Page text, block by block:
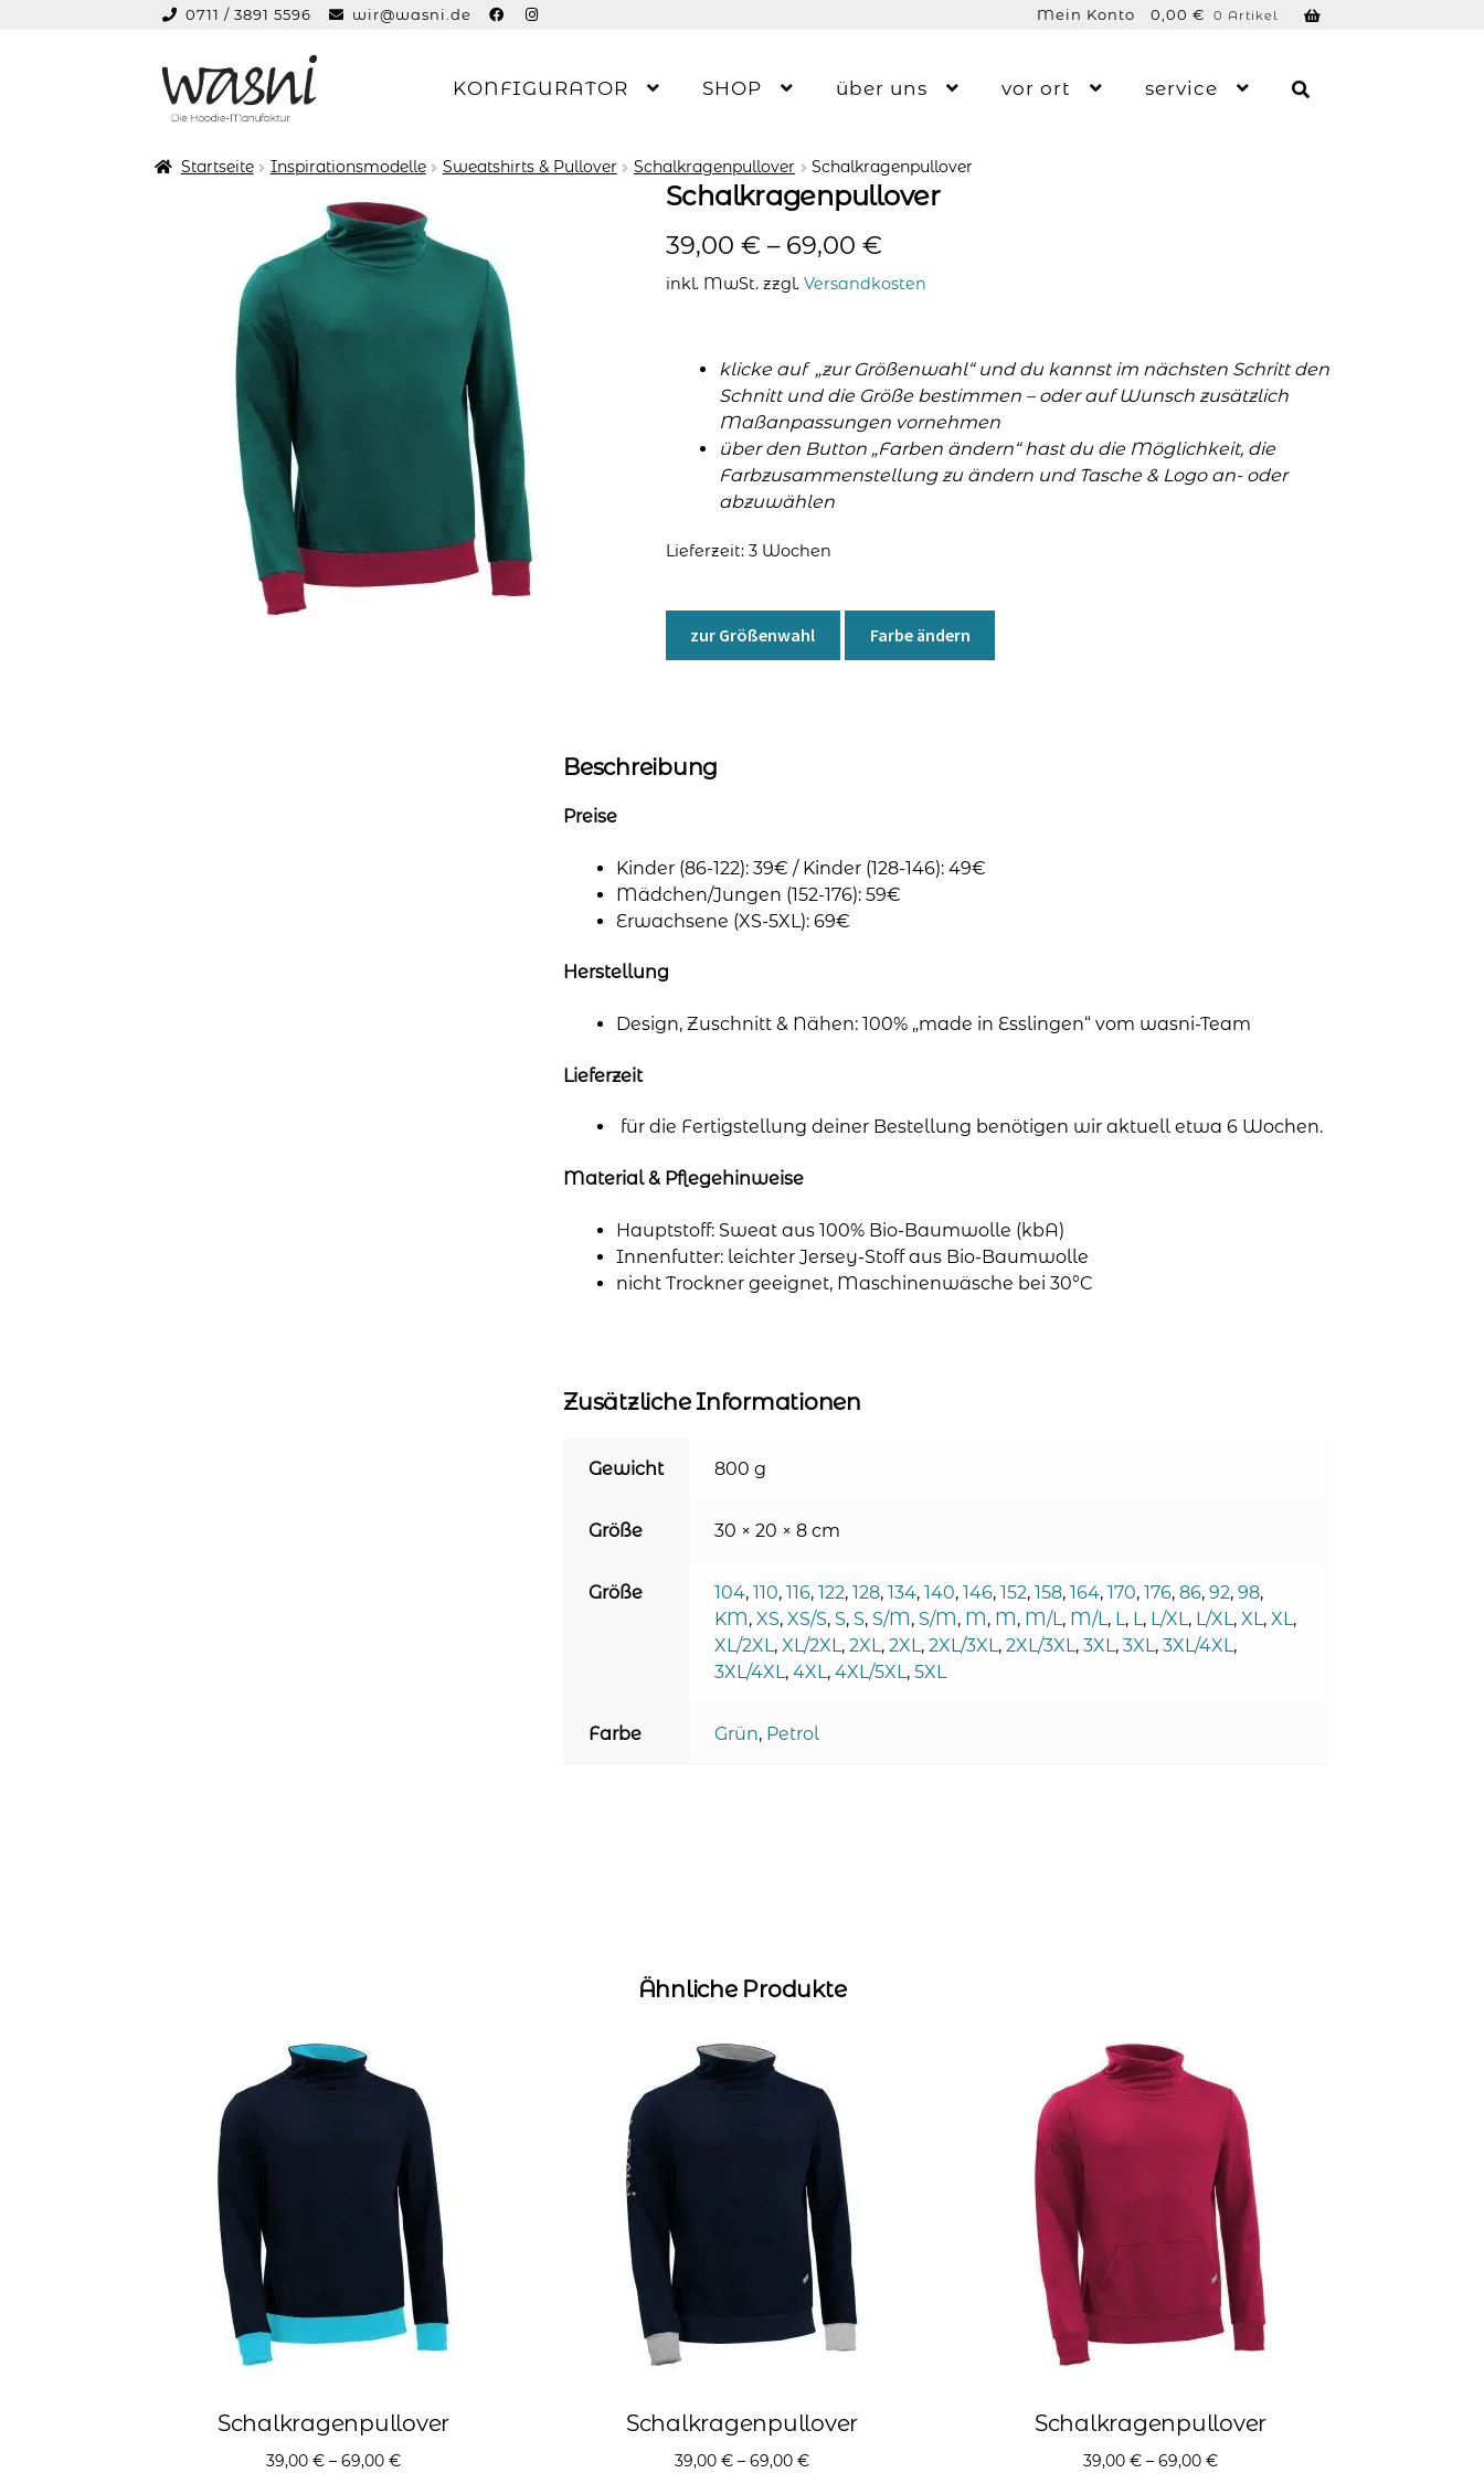
0,00 € 0 Artikel
0711 / 3891 5596 wir@wasni.de Mein Konto
Zur
springen
Zum
springen
KONFIGURATOR SHOP über uns vor ort service
Startseite Inspirationsmodelle Sweatshirts & Pullover Schalkragenpullover Schalkragenpullover
Schalkragenpullover
39,00 € – 69,00 €
inkl. MwSt. zzgl. Versandkosten
klicke auf „zur Größenwahl“ und du kannst im nächsten Schritt den
Schnitt und die Größe bestimmen – oder auf Wunsch zusätzlich
Maßanpassungen vornehmen
über den Button „Farben ändern“ hast du die Möglichkeit, die
Farbzusammenstellung zu ändern und Tasche & Logo an- oder
abzuwählen
Lieferzeit: 3 Wochen
zur Größenwahl Farbe ändern
Beschreibung
Preise
Kinder (86-122): 39€ / Kinder (128-146): 49€
Mädchen/Jungen (152-176): 59€
Erwachsene (XS-5XL): 69€
Herstellung
Design, Zuschnitt & Nähen: 100% „made in Esslingen“ vom wasni-Team
Lieferzeit
für die Fertigstellung deiner Bestellung benötigen wir aktuell etwa 6 Wochen.
Material & Pflegehinweise
Hauptstoff: Sweat aus 100% Bio-Baumwolle (kbA)
Innenfutter: leichter Jersey-Stoff aus Bio-Baumwolle
nicht Trockner geeignet, Maschinenwäsche bei 30°C
Zusätzliche Informationen
Gewicht 800 g
Größe 30 × 20 × 8 cm
Größe 104, 110, 116, 122, 128, 134, 140, 146, 152, 158, 164, 170, 176, 86, 92, 98,
KM, XS, XS/S, S, S, S/M, S/M, M, M, M/L, M/L, L, L, L/XL, L/XL, XL, XL,
XL/2XL, XL/2XL, 2XL, 2XL, 2XL/3XL, 2XL/3XL, 3XL, 3XL, 3XL/4XL,
3XL/4XL, 4XL, 4XL/5XL, 5XL
Farbe Grün, Petrol
Ähnliche Produkte
Schalkragenpullover
39,00 €– 69,00 €
Schalkragenpullover
39,00 €– 69,00 €
Schalkragenpullover
39,00€ –69,00€